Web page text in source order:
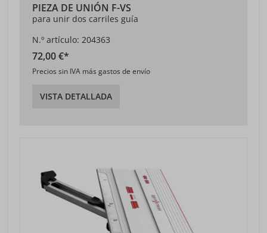
PIEZA DE UNIÓN F-VS
para unir dos carriles guía
N.º artículo: 204363
72,00 €*
Precios sin IVA más gastos de envío
VISTA DETALLADA